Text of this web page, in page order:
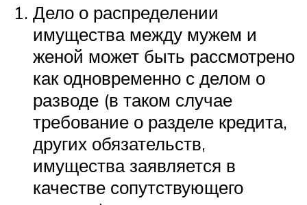
Дело о распределении
имущества между мужем и
женой может быть рассмотрено
как одновременно с делом о
разводе (в таком случае
требование о разделе кредита,
других обязательств,
имущества заявляется в
качестве сопутствующего